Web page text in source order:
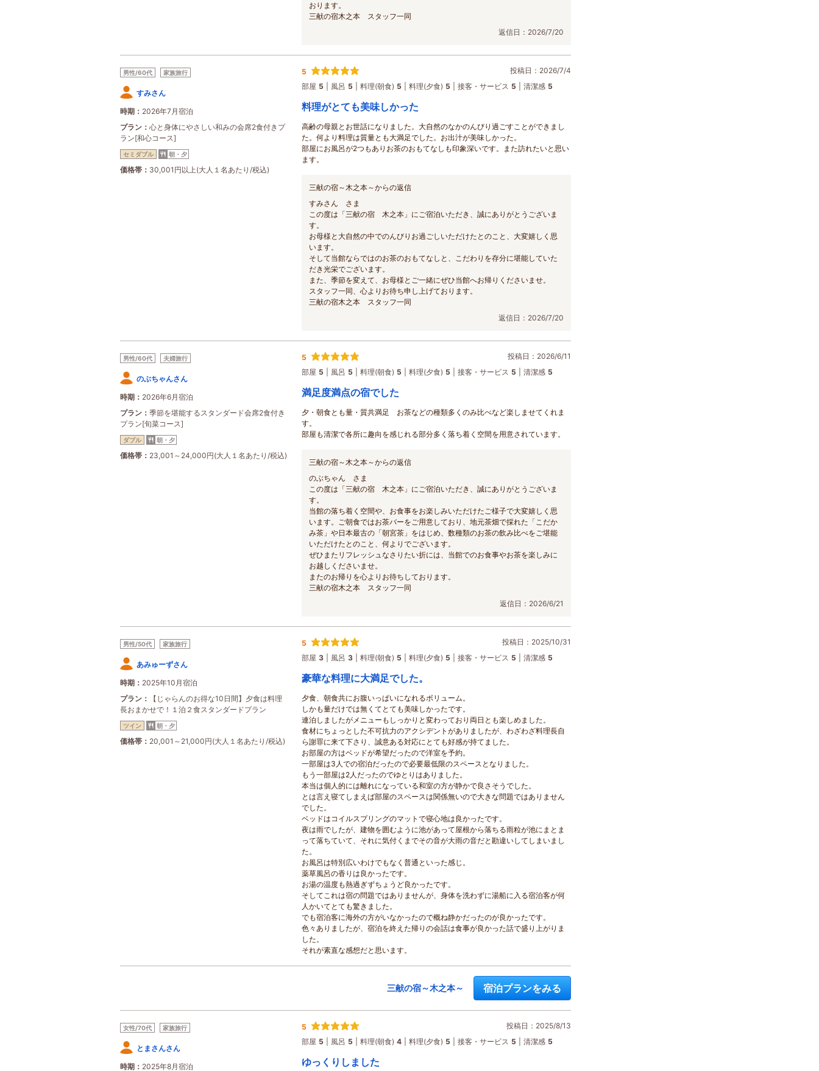
おります。
三献の宿木之本 スタッフ一同
返信日：2026/7/20
男性/60代 家族旅行
すみさん
時期
2026年7月宿泊
プラン
心と身体にやさしい和みの会席2食付きプ
ラン[和心コース]
セミダブル 朝・夕
価格帯 30,001円以上(大人１名あたり/税込)
5
投稿日：2026/7/4
部屋 5 風呂 5 料理(朝食) 5 料理(夕食) 5 接客・サービス 5 清潔感 5
料理がとても美味しかった
高齢の母親とお世話になりました。大自然のなかのんびり過ごすことができまし
た。何より料理は質量とも大満足でした。お出汁が美味しかった。
部屋にお風呂が2つもありお茶のおもてなしも印象深いです。また訪れたいと思い
ます。
三献の宿～木之本～からの返信
すみさん さま
この度は「三献の宿 木之本」にご宿泊いただき、誠にありがとうございま
す。
お母様と大自然の中でのんびりお過ごしいただけたとのこと、大変嬉しく思
います。
そして当館ならではのお茶のおもてなしと、こだわりを存分に堪能していた
だき光栄でございます。
また、季節を変えて、お母様とご一緒にぜひ当館へお帰りくださいませ。
スタッフ一同、心よりお待ち申し上げております。
三献の宿木之本 スタッフ一同
返信日：2026/7/20
男性/60代 夫婦旅行
のぶちゃんさん
時期
2026年6月宿泊
プラン
季節を堪能するスタンダード会席2食付き
プラン[旬菜コース]
ダブル 朝・夕
価格帯 23,001～24,000円(大人１名あたり/税込)
5
投稿日：2026/6/11
部屋 5 風呂 5 料理(朝食) 5 料理(夕食) 5 接客・サービス 5 清潔感 5
満足度満点の宿でした
夕・朝食とも量・質共満足 お茶などの種類多くのみ比べなど楽しませてくれま
す。
部屋も清潔で各所に趣向を感じれる部分多く落ち着く空間を用意されています。
三献の宿～木之本～からの返信
のぶちゃん さま
この度は「三献の宿 木之本」にご宿泊いただき、誠にありがとうございま
す。
当館の落ち着く空間や、お食事をお楽しみいただけたご様子で大変嬉しく思
います。ご朝食ではお茶バーをご用意しており、地元茶畑で採れた「こだか
み茶」や日本最古の「朝宮茶」をはじめ、数種類のお茶の飲み比べをご堪能
いただけたとのこと、何よりでございます。
ぜひまたリフレッシュなさりたい折には、当館でのお食事やお茶を楽しみに
お越しくださいませ。
またのお帰りを心よりお待ちしております。
三献の宿木之本 スタッフ一同
返信日：2026/6/21
男性/50代 家族旅行
あみゅーずさん
時期
2025年10月宿泊
プラン
【じゃらんのお得な10日間】夕食は料理
長おまかせで！１泊２食スタンダードプラン
ツイン 朝・夕
価格帯 20,001～21,000円(大人１名あたり/税込)
5
投稿日：2025/10/31
部屋 3 風呂 3 料理(朝食) 5 料理(夕食) 5 接客・サービス 5 清潔感 5
豪華な料理に大満足でした。
夕食、朝食共にお腹いっぱいになれるボリューム。
しかも量だけでは無くてとても美味しかったです。
連泊しましたがメニューもしっかりと変わっており両日とも楽しめました。
食材にちょっとした不可抗力のアクシデントがありましたが、わざわざ料理長自
ら謝罪に来て下さり、誠意ある対応にとても好感が持てました。
お部屋の方はベッドが希望だったので洋室を予約。
一部屋は3人での宿泊だったので必要最低限のスペースとなりました。
もう一部屋は2人だったのでゆとりはありました。
本当は個人的には離れになっている和室の方が静かで良さそうでした。
とは言え寝てしまえば部屋のスペースは関係無いので大きな問題ではありません
でした。
ベッドはコイルスプリングのマットで寝心地は良かったです。
夜は雨でしたが、建物を囲むように池があって屋根から落ちる雨粒が池にまとま
って落ちていて、それに気付くまでその音が大雨の音だと勘違いしてしまいまし
た。
お風呂は特別広いわけでもなく普通といった感じ。
薬草風呂の香りは良かったです。
お湯の温度も熱過ぎずちょうど良かったです。
そしてこれは宿の問題ではありませんが、身体を洗わずに湯船に入る宿泊客が何
人かいてとても驚きました。
でも宿泊客に海外の方がいなかったので概ね静かだったのが良かったです。
色々ありましたが、宿泊を終えた帰りの会話は食事が良かった話で盛り上がりま
した。
それが素直な感想だと思います。
三献の宿～木之本～ 宿泊プランをみる
女性/70代 家族旅行
とまさんさん
時期
2025年8月宿泊
5
投稿日：2025/8/13
部屋 5 風呂 5 料理(朝食) 4 料理(夕食) 5 接客・サービス 5 清潔感 5
ゆっくりしました